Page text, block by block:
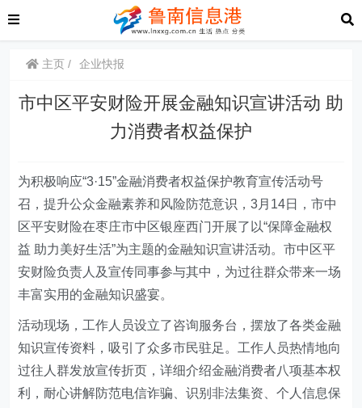
主页 企业快报
市中区平安财险开展金融知识宣讲活动 助
力消费者权益保护
为积极响应“3·15”金融消费者权益保护教育宣传活动号
召，提升公众金融素养和风险防范意识，3月14日，市中
区平安财险在枣庄市中区银座西门开展了以“保障金融权
益 助力美好生活”为主题的金融知识宣讲活动。市中区平
安财险负责人及宣传同事参与其中，为过往群众带来一场
丰富实用的金融知识盛宴。
活动现场，工作人员设立了咨询服务台，摆放了各类金融
知识宣传资料，吸引了众多市民驻足。工作人员热情地向
过往人群发放宣传折页，详细介绍金融消费者八项基本权
利，耐心讲解防范电信诈骗、识别非法集资、个人信息保